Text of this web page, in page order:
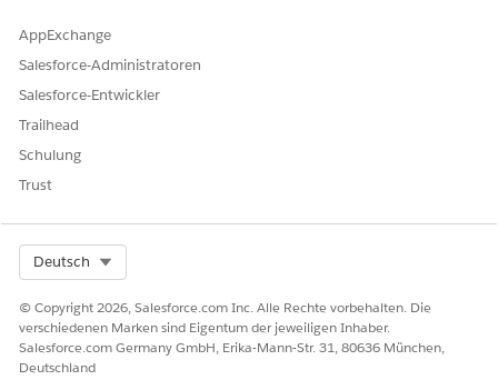
Planungsanforderungen und Eskalationen zu verfolgen.
Geben Sie uns Feedback, damit wir uns verbessern können.
AppExchange
Salesforce-Administratoren
Salesforce-Entwickler
Trailhead
Schulung
Trust
Deutsch
© Copyright 2026, Salesforce.com Inc. Alle Rechte vorbehalten. Die
verschiedenen Marken sind Eigentum der jeweiligen Inhaber.
Salesforce.com Germany GmbH, Erika-Mann-Str. 31, 80636 München,
Deutschland